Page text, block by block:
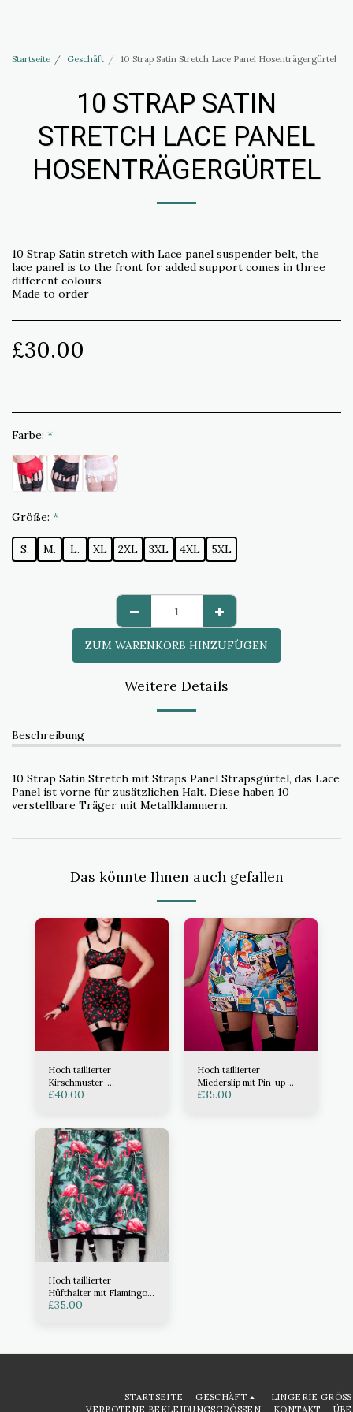
Startseite Geschäft 10 Strap Satin Stretch Lace Panel Hosenträgergürtel
10 STRAP SATIN
STRETCH LACE PANEL
HOSENTRÄGERGÜRTEL
10 Strap Satin stretch with Lace panel suspender belt, the
lace panel is to the front for added support comes in three
different colours
Made to order
£30.00
Farbe: *
Größe: *
S. M. L. XL 2XL 3XL 4XL 5XL
ZUM WARENKORB HINZUFÜGEN
Weitere Details
Beschreibung
10 Strap Satin Stretch mit Straps Panel Strapsgürtel, das Lace
Panel ist vorne für zusätzlichen Halt. Diese haben 10
verstellbare Träger mit Metallklammern.
Das könnte Ihnen auch gefallen
Hoch taillierter
Kirschmuster-
Anziehgürtel
£40.00
Hoch taillierter
Miederslip mit Pin-up-
Print
£35.00
Hoch taillierter
Hüfthalter mit Flamingo-
Print
£35.00
STARTSEITE GESCHÄFT
LINGERIE